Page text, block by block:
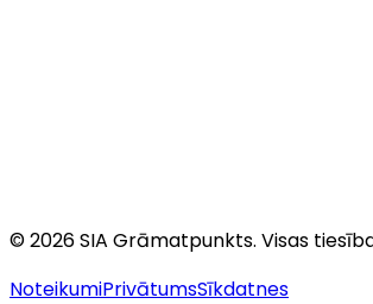
©2026SIA Grāmatpunkts. Visas
NoteikumiPrivātumsSīkdatnes